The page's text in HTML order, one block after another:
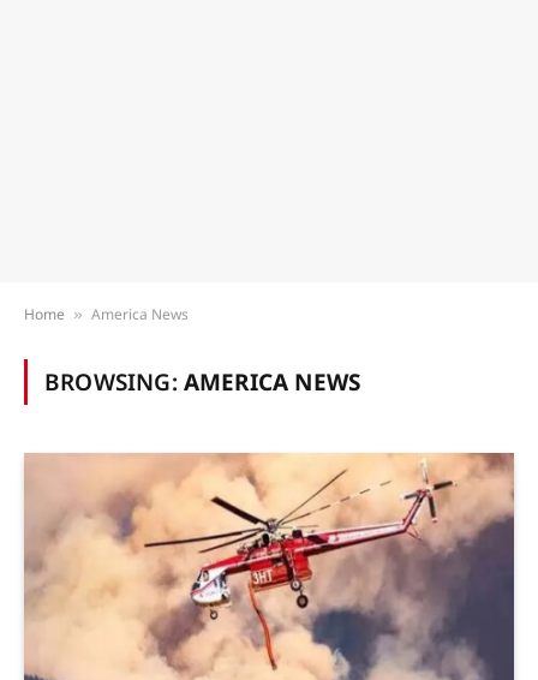
Home » America News
BROWSING: AMERICA NEWS